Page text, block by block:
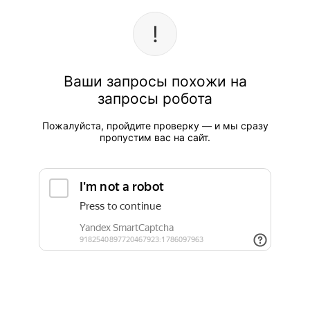
Ваши запросы похожи на
запросы робота
Пожалуйста, пройдите проверку — и мы сразу
пропустим вас на сайт.